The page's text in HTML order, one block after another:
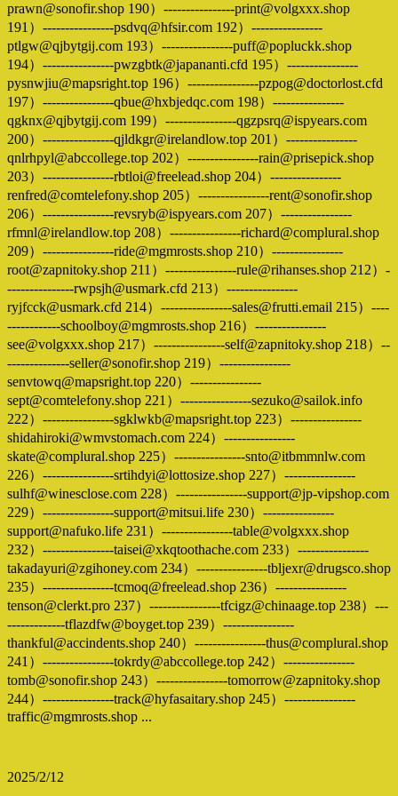
prawn@sonofir.shop 190）----------------print@volgxxx.shop
191）----------------psdvq@hfsir.com 192）----------------
ptlgw@qjbytgij.com 193）----------------puff@popluckk.shop
194）----------------pwzgbtk@japananti.cfd 195）----------------
pysnwjiu@mapsright.top 196）----------------pzpog@doctorlost.cfd
197）----------------qbue@hxbjedqc.com 198）----------------
qgknx@qjbytgij.com 199）----------------qgzpsrq@ispyears.com
200）----------------qjldkgr@irelandlow.top 201）----------------
qnlrhpyl@abccollege.top 202）----------------rain@prisepick.shop
203）----------------rbtloi@freelead.shop 204）----------------
renfred@comtelefony.shop 205）----------------rent@sonofir.shop
206）----------------revsryb@ispyears.com 207）----------------
rfmnl@irelandlow.top 208）----------------richard@complural.shop
209）----------------ride@mgmrosts.shop 210）----------------
root@zapnitoky.shop 211）----------------rule@rihanses.shop 212）-
---------------rwpsjh@usmark.cfd 213）----------------
ryjfcck@usmark.cfd 214）----------------sales@frutti.email 215）----
------------schoolboy@mgmrosts.shop 216）----------------
see@volgxxx.shop 217）----------------self@zapnitoky.shop 218）--
--------------seller@sonofir.shop 219）----------------
senvtowq@mapsright.top 220）----------------
sept@comtelefony.shop 221）----------------sezuko@sailok.info
222）----------------sgklwkb@mapsright.top 223）----------------
shidahiroki@wmvstomach.com 224）----------------
skate@complural.shop 225）----------------snto@itbmmnlw.com
226）----------------srtihdyi@lottosize.shop 227）----------------
sulhf@winesclose.com 228）----------------support@jp-vipshop.com
229）----------------support@mitsui.life 230）----------------
support@nafuko.life 231）----------------table@volgxxx.shop
232）----------------taisei@xkqtoothache.com 233）----------------
takadayuri@zgihoney.com 234）----------------tbljexr@drugsco.shop
235）----------------tcmoq@freelead.shop 236）----------------
tenson@clerkt.pro 237）----------------tfcigz@chinaage.top 238）---
-------------tflazdfw@boyget.top 239）----------------
thankful@accindents.shop 240）----------------thus@complural.shop
241）----------------tokrdy@abccollege.top 242）----------------
tomb@sonofir.shop 243）----------------tomorrow@zapnitoky.shop
244）----------------track@hyfasaitary.shop 245）----------------
traffic@mgmrosts.shop ...
2025/2/12